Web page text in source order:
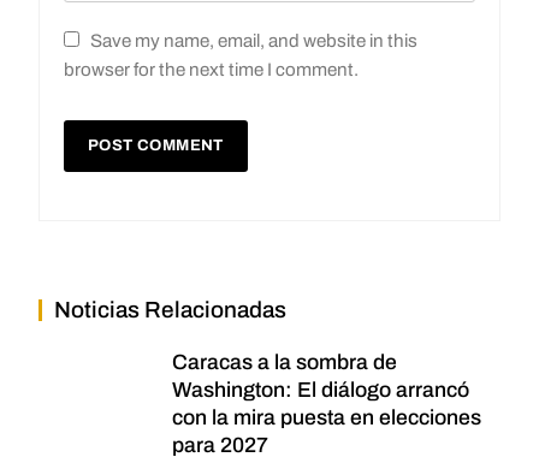
Save my name, email, and website in this
browser for the next time I comment.
Noticias Relacionadas
Caracas a la sombra de
Washington: El diálogo arrancó
con la mira puesta en elecciones
para 2027